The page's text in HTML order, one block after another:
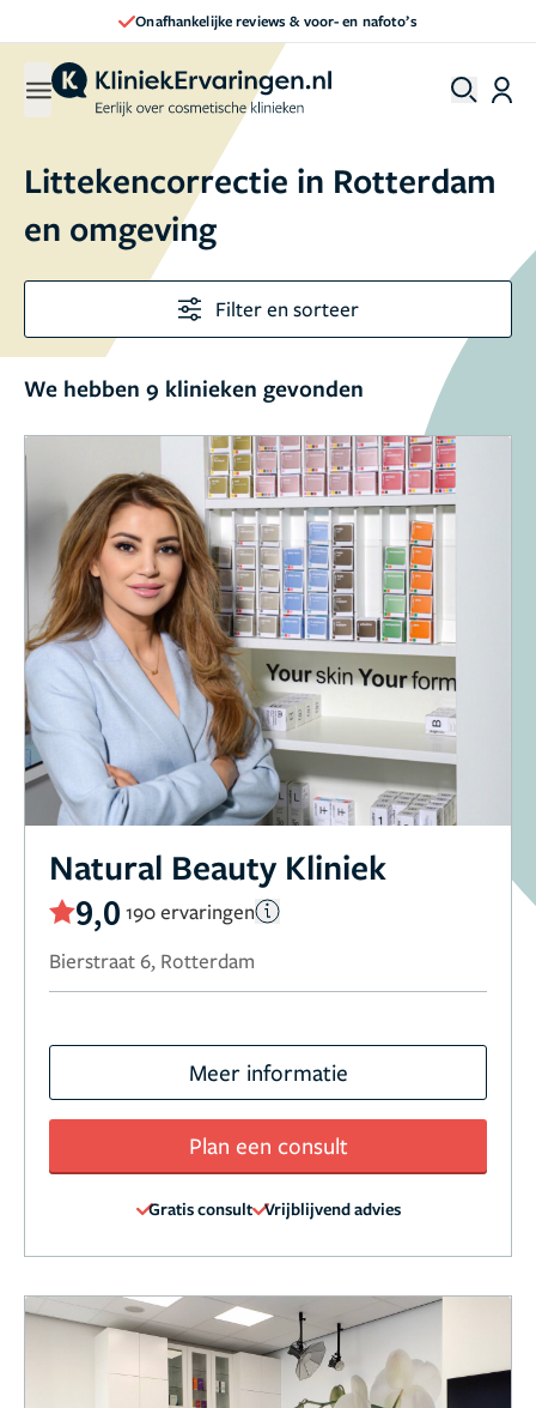
reviews & voor- en nafoto’s
Littekencorrectie in Rotterdam
en omgeving
Filter en sorteer
We hebben 9 klinieken gevonden
Natural Beauty Kliniek
9,0 190 ervaringen
Bierstraat 6, Rotterdam
Meer informatie
Plan een consult
Gratis consult Vrijblijvend advies